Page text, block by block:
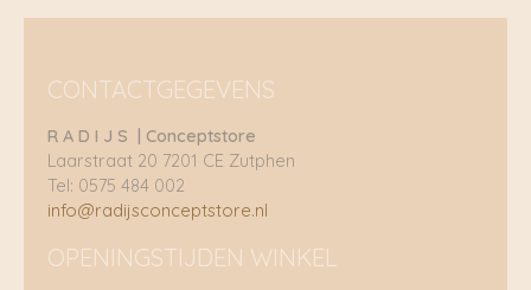
CONTACTGEGEVENS
R A D I J S | Conceptstore
Laarstraat 20 7201 CE Zutphen
Tel: 0575 484 002
info@radijsconceptstore.nl
OPENINGSTIJDEN WINKEL